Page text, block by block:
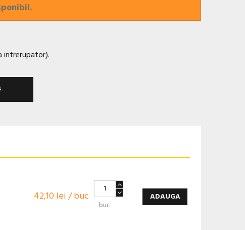
intrerupator).
42,10 lei / buc
buc
ADAUGA